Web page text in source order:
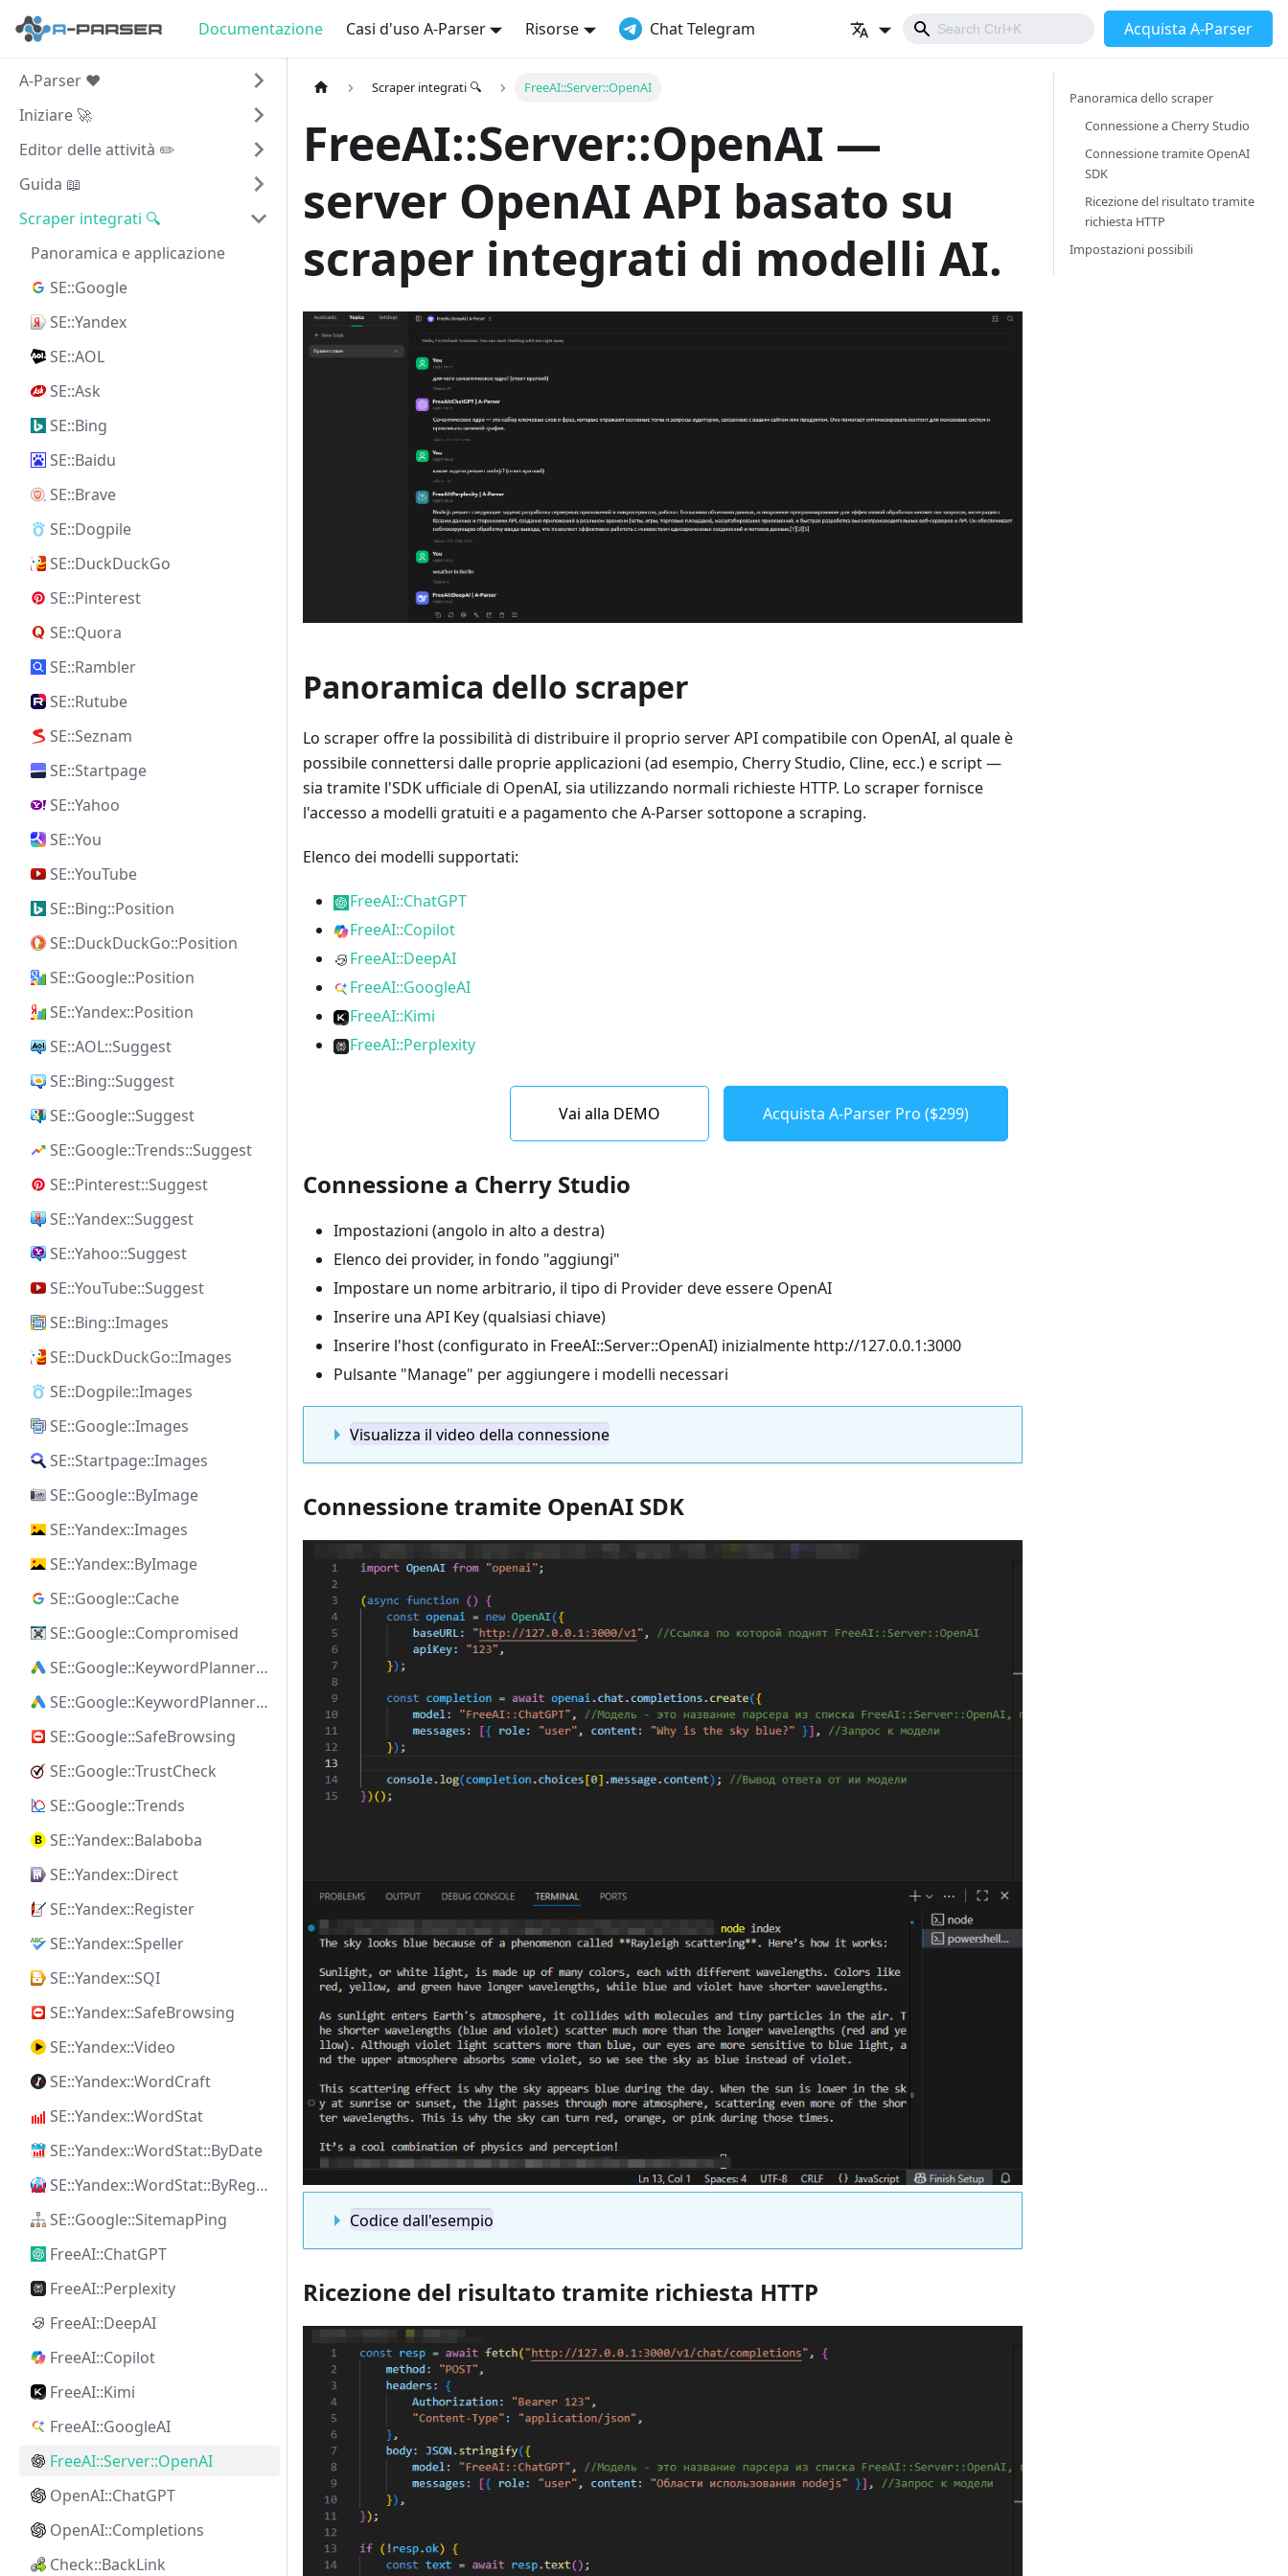
Documentazione Casi d'uso A-Parser Risorse Chat Telegram Acquista A-Parser
A-Parser ❤️
Iniziare 🚀
Editor delle attività ✏️
Guida 📖
Scraper integrati 🔍
Panoramica e applicazione
SE::Google
SE::Yandex
SE::AOL
SE::Ask
SE::Bing
SE::Baidu
SE::Brave
SE::Dogpile
SE::DuckDuckGo
SE::Pinterest
SE::Quora
SE::Rambler
SE::Rutube
SE::Seznam
SE::Startpage
SE::Yahoo
SE::You
SE::YouTube
SE::Bing::Position
SE::DuckDuckGo::Position
SE::Google::Position
SE::Yandex::Position
SE::AOL::Suggest
SE::Bing::Suggest
SE::Google::Suggest
SE::Google::Trends::Suggest
SE::Pinterest::Suggest
SE::Yandex::Suggest
SE::Yahoo::Suggest
SE::YouTube::Suggest
SE::Bing::Images
SE::DuckDuckGo::Images
SE::Dogpile::Images
SE::Google::Images
SE::Startpage::Images
SE::Google::ByImage
SE::Yandex::Images
SE::Yandex::ByImage
SE::Google::Cache
SE::Google::Compromised
SE::Google::KeywordPlanner::Ideas
SE::Google::KeywordPlanner::SearchVolume
SE::Google::SafeBrowsing
SE::Google::TrustCheck
SE::Google::Trends
SE::Yandex::Balaboba
SE::Yandex::Direct
SE::Yandex::Register
SE::Yandex::Speller
SE::Yandex::SQI
SE::Yandex::SafeBrowsing
SE::Yandex::Video
SE::Yandex::WordCraft
SE::Yandex::WordStat
SE::Yandex::WordStat::ByDate
SE::Yandex::WordStat::ByRegion
SE::Google::SitemapPing
FreeAI::ChatGPT
FreeAI::Perplexity
FreeAI::DeepAI
FreeAI::Copilot
FreeAI::Kimi
FreeAI::GoogleAI
FreeAI::Server::OpenAI
OpenAI::ChatGPT
OpenAI::Completions
Check::BackLink
Scraper integrati 🔍 FreeAI::Server::OpenAI
FreeAI::Server::OpenAI —
server OpenAI API basato su
scraper integrati di modelli AI.
Panoramica dello scraper
Lo scraper offre la possibilità di distribuire il proprio server API compatibile con OpenAI, al quale è
possibile connettersi dalle proprie applicazioni (ad esempio, Cherry Studio, Cline, ecc.) e script —
sia tramite l'SDK ufficiale di OpenAI, sia utilizzando normali richieste HTTP. Lo scraper fornisce
l'accesso a modelli gratuiti e a pagamento che A-Parser sottopone a scraping.
Elenco dei modelli supportati:
FreeAI::ChatGPT
FreeAI::Copilot
FreeAI::DeepAI
FreeAI::GoogleAI
FreeAI::Kimi
FreeAI::Perplexity
Vai alla DEMO Acquista A-Parser Pro ($299)
Connessione a Cherry Studio
Impostazioni (angolo in alto a destra)
Elenco dei provider, in fondo "aggiungi"
Impostare un nome arbitrario, il tipo di Provider deve essere OpenAI
Inserire una API Key (qualsiasi chiave)
Inserire l'host (configurato in FreeAI::Server::OpenAI) inizialmente http://127.0.0.1:3000
Pulsante "Manage" per aggiungere i modelli necessari
Visualizza il video della connessione
Connessione tramite OpenAI SDK
Codice dall'esempio
Ricezione del risultato tramite richiesta HTTP
Panoramica dello scraper
Connessione a Cherry Studio
Connessione tramite OpenAI
SDK
Ricezione del risultato tramite
richiesta HTTP
Impostazioni possibili